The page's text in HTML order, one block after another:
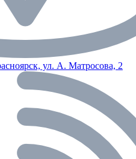
ул. А. Матросова, 2